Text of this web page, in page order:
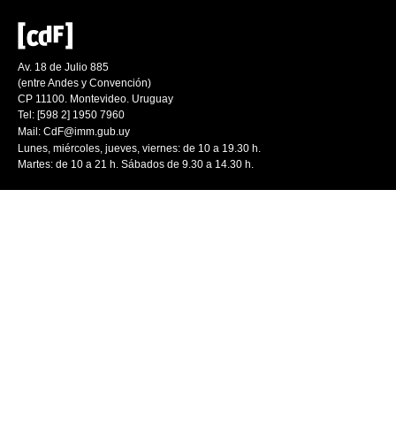
Av. 18 de Julio 885
(entre Andes y Convención)
CP 11100. Montevideo. Uruguay
Tel: [598 2] 1950 7960
Mail: CdF@imm.gub.uy
Lunes, miércoles, jueves, viernes: de 10 a 19.30 h.
Martes: de 10 a 21 h. Sábados de 9.30 a 14.30 h.